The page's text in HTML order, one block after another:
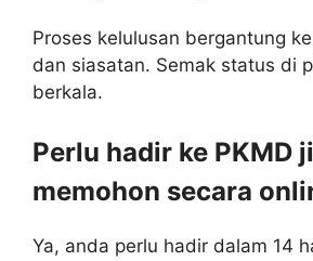
Proses kelulusan bergantung
dan siasatan. Semak status di
berkala.
Perlu hadir ke PKMD
memohon secara
Ya, anda perlu hadir dalam 14